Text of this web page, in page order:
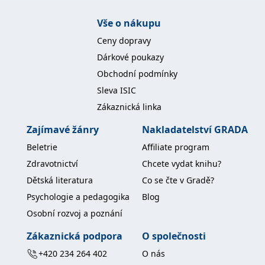
Vše o nákupu
Ceny dopravy
Dárkové poukazy
Obchodní podmínky
Sleva ISIC
Zákaznická linka
Zajímavé žánry
Beletrie
Zdravotnictví
Dětská literatura
Psychologie a pedagogika
Osobní rozvoj a poznání
Nakladatelství GRADA
Affiliate program
Chcete vydat knihu?
Co se čte v Gradě?
Blog
Zákaznická podpora
+420 234 264 402
O společnosti
O nás
.c.bing.com
7 dní
Toto je soubor cookie
první strany společnosti
_uetvid
Microsoft
1 rok
Toto je soubor cookie
Microsoft Bing Ads a je
cookie. Umožňuje nám
uživatelem, který již dříve
.doubleclick.net
vlastní společnost
Google), aby zjistila, zda